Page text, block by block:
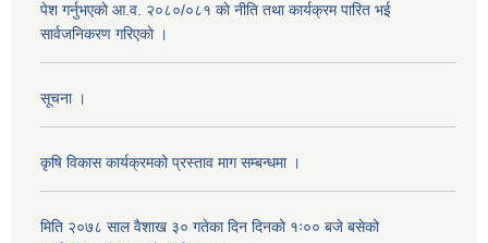
पेश गर्नुभएकाे आ.व. २०८०/०८१ काे नीति तथा कार्यक्रम पारित भई
सार्वजनिकरण गरिएकाे ।
सूचना ।
कृषि विकास कार्यक्रमको प्रस्ताव माग सम्बन्धमा ।
मिति २०७८ साल वैशाख ३० गतेका दिन दिनको १ः०० बजे बसेको